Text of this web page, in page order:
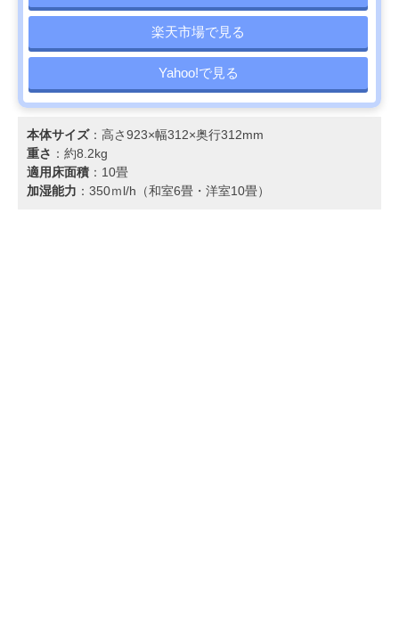
楽天市場で見る
Yahoo!で見る
本体サイズ：高さ923×幅312×奥行312mm
重さ ：約8.2kg
適用床面積 ：10畳
加湿能力 ：350ｍl/h（和室6畳・洋室10畳）